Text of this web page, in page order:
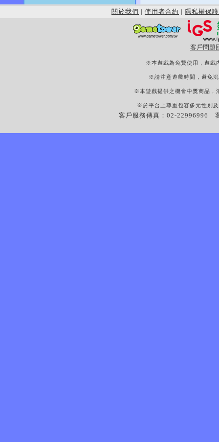
關於我們 | 使用者合約 | 隱私權保護
客戶問題
※本遊戲為免費使用，遊戲
※請注意遊戲時間，避免
※本遊戲提供之機會中獎商品，
※於平台上尊重包容多元性別
客戶服務傳真：02-22996996